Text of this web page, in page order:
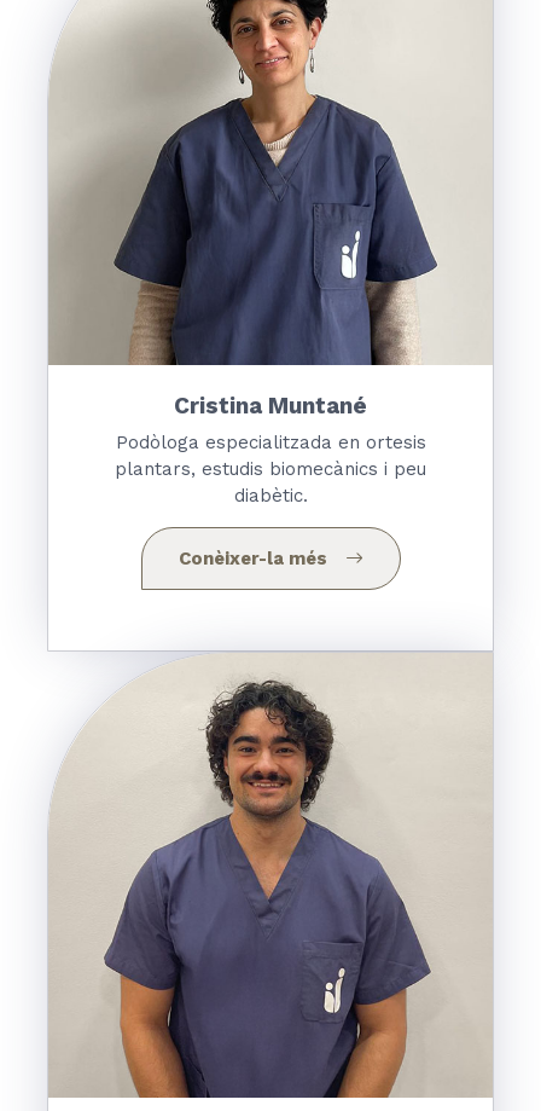
Cristina Muntané
Podòloga especialitzada en ortesis
plantars, estudis biomecànics i peu
diabètic.
Conèixer-la més